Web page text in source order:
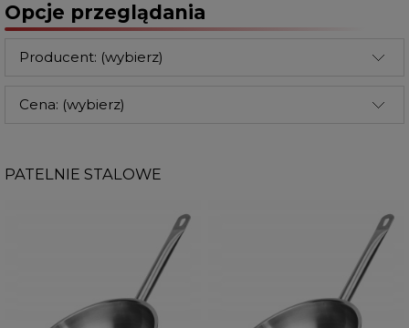
Opcje przeglądania
Producent: (wybierz)
Cena: (wybierz)
PATELNIE STALOWE